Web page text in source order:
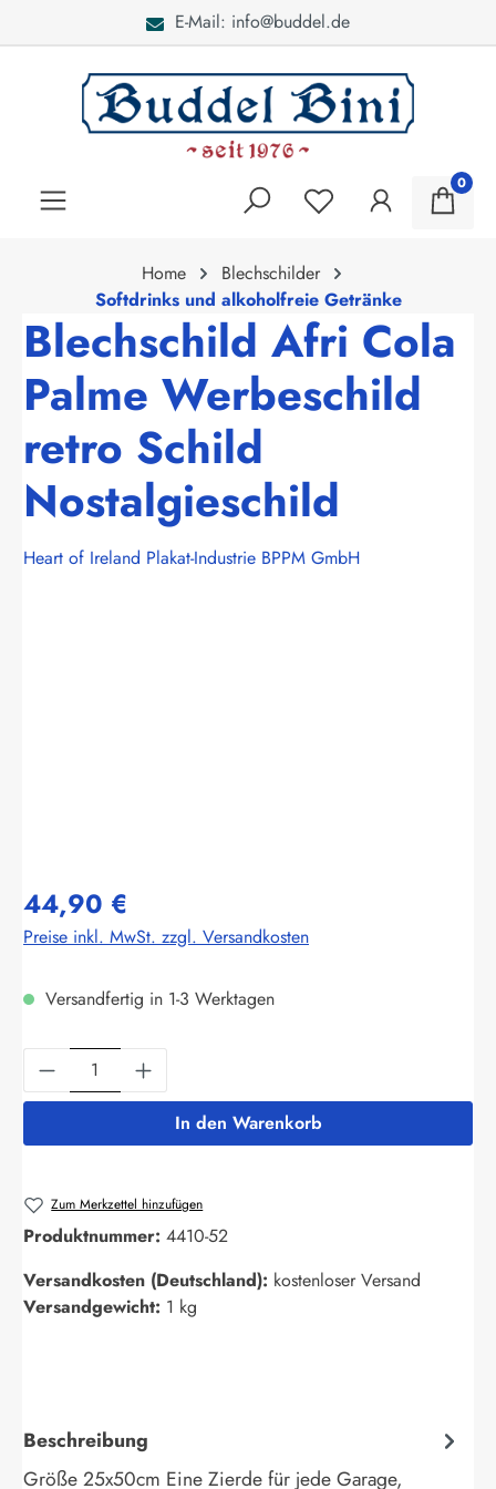
E-Mail: info@buddel.de
0
Home
Blechschilder
Softdrinks und alkoholfreie Getränke
Blechschild Afri Cola
Palme Werbeschild
retro Schild
Nostalgieschild
Heart of Ireland Plakat-Industrie BPPM GmbH
44,90 €
Preise inkl. MwSt. zzgl. Versandkosten
Versandfertig in 1-3 Werktagen
Produkt Anzahl: Gib den gewünschten
In den Warenkorb
Zum Merkzettel hinzufügen
Produktnummer: 4410-52
Versandkosten (Deutschland): kostenloser Versand
Versandgewicht: 1 kg
Beschreibung
Größe 25x50cm Eine Zierde für jede Garage,